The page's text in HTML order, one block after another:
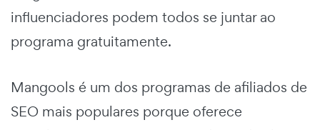
influenciadores podem todos se juntar ao
programa gratuitamente.
Mangools é um dos programas de afiliados de
SEO mais populares porque oferece